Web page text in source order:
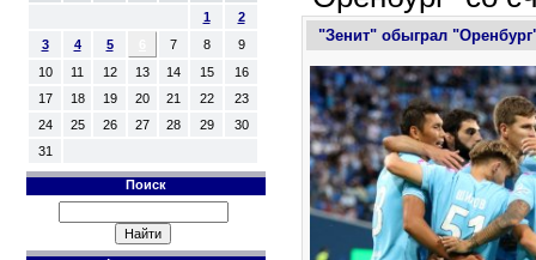
1
2
3
4 5 7 8
9
10
11 12 13 14 15
16
17
18 19 20 21 22
23
24
25 26 27 28 29
30
31
Поиск
"Зенит" обыграл